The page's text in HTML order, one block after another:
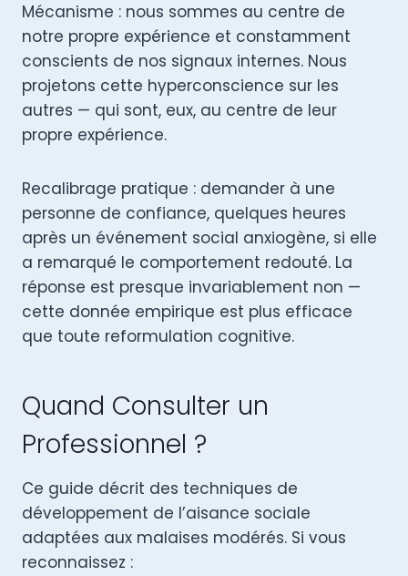
Mécanisme : nous sommes au centre de
notre propre expérience et constamment
conscients de nos signaux internes. Nous
projetons cette hyperconscience sur les
autres — qui sont, eux, au centre de leur
propre expérience.
Recalibrage pratique : demander à une
personne de confiance, quelques heures
après un événement social anxiogène, si elle
a remarqué le comportement redouté. La
réponse est presque invariablement non —
cette donnée empirique est plus efficace
que toute reformulation cognitive.
Quand Consulter un
Professionnel ?
Ce guide décrit des techniques de
développement de l’aisance sociale
adaptées aux malaises modérés. Si vous
reconnaissez :